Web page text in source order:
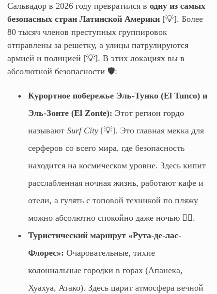
Сальвадор в 2026 году превратился в одну из самых
безопасных стран Латинской Америки [💡]. Более
80 тысяч членов преступных группировок
отправлены за решетку, а улицы патрулируются
армией и полицией [💡]. В этих локациях вы в
абсолютной безопасности 🛡️:
Курортное побережье Эль-Тунко (El Tunco) и
Эль-Зонте (El Zonte): Этот регион гордо
называют Surf City [💡]. Это главная мекка для
серферов со всего мира, где безопасность
находится на космическом уровне. Здесь кипит
расслабленная ночная жизнь, работают кафе и
отели, а гулять с топовой техникой по пляжу
можно абсолютно спокойно даже ночью 🏄‍♂️.
Туристический маршрут «Рута-де-лас-
Флорес»: Очаровательные, тихие
колониальные городки в горах (Апанека,
Хуахуа, Атако). Здесь царит атмосфера вечной